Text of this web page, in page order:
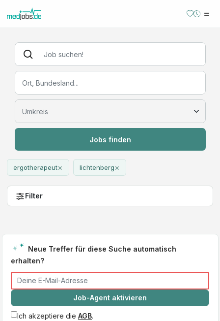
Jobs finden
ergotherapeut× lichtenberg×
Filter
Neue Treffer für diese Suche automatisch
erhalten?
Job-Agent aktivieren
Ich akzeptiere die AGB.